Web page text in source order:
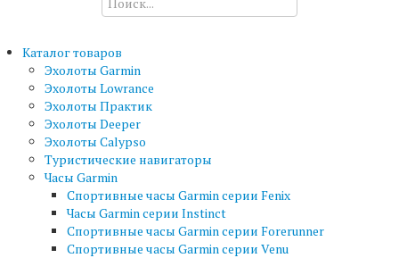
Каталог товаров
Эхолоты Garmin
Эхолоты Lowrance
Эхолоты Практик
Эхолоты Deeper
Эхолоты Calypso
Туристические навигаторы
Часы Garmin
Спортивные часы Garmin серии Fenix
Часы Garmin серии Instinct
Спортивные часы Garmin серии Forerunner
Спортивные часы Garmin серии Venu